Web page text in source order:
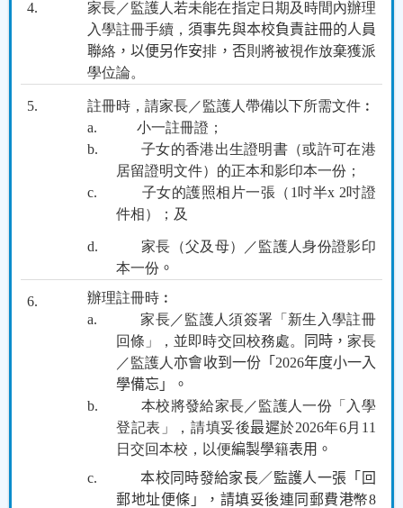
4.
家長／監護人若未能在指定日期及時間內辦理
入學註冊手續， 須事先與本校負責註冊的人員
聯絡 ，以便另作安排 ，否則將被視作放棄獲派
學位論。
5.
註冊時，請家長／監護人帶備以下所需文件︰
a.
小一註冊證；
b.
子女的香港出生證明書（或許可在港
居留證明文件）的正本和影印本一份；
c.
子女的護照相片一張（ 1 吋半x 2吋證
件相）；及
d.
家長（父及母）／監護人身份證影印
本一份 。
6.
辦理註冊時︰
a.
家長／監護人須簽署「新生入學註冊
回條」，並即時交回校務處。
同時， 家長
／監護人亦會收到一份「 2026年度小一入
學備忘」。
b.
本校將發給家長／監護人一份「入學
登記表」，請填妥後最遲於2026年6月 11
日交回本校，以便編製學籍表用。
c.
本校同時發給家長／監護人一張「回
郵地址便條」，請填妥後連同郵費港幣8